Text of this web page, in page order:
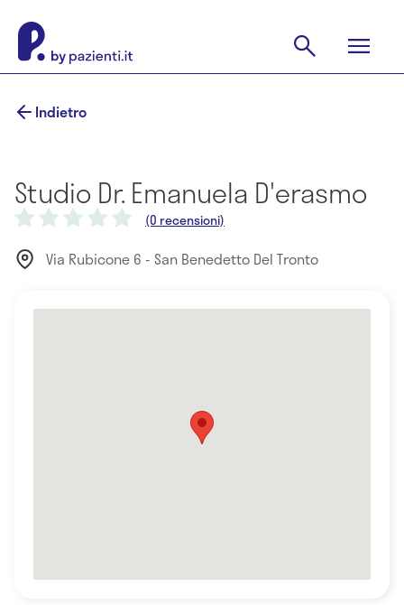
Indietro
Studio Dr. Emanuela D'erasmo
(0 recensioni)
Via Rubicone 6 - San Benedetto Del Tronto